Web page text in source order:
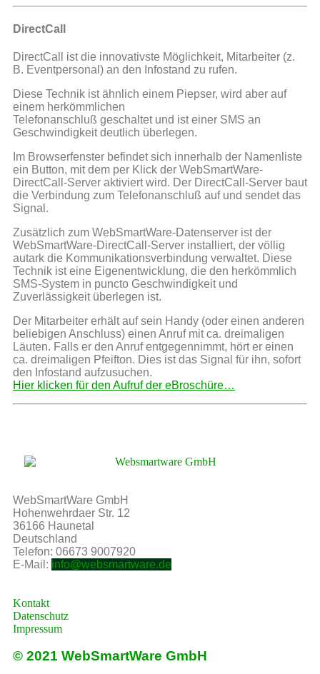
DirectCall
DirectCall ist die innovativste Möglichkeit, Mitarbeiter (z.
B. Eventpersonal) an den Infostand zu rufen.
Diese Technik ist ähnlich einem Piepser, wird aber auf
einem herkömmlichen
Telefonanschluß geschaltet und ist einer SMS an
Geschwindigkeit deutlich überlegen.
Im Browserfenster befindet sich innerhalb der Namenliste
ein Button, mit dem per Klick der WebSmartWare-
DirectCall-Server aktiviert wird. Der DirectCall-Server baut
die Verbindung zum Telefonanschluß auf und sendet das
Signal.
Zusätzlich zum WebSmartWare-Datenserver ist der
WebSmartWare-DirectCall-Server installiert, der völlig
autark die Kommunikationsverbindung verwaltet. Diese
Technik ist eine Eigenentwicklung, die den herkömmlich
SMS-System in puncto Geschwindigkeit und
Zuverlässigkeit überlegen ist.
Der Mitarbeiter erhält auf sein Handy (oder einen anderen
beliebigen Anschluss) einen Anruf mit ca. dreimaligen
Läuten. Falls er den Anruf entgegennimmt, hört er einen
ca. dreimaligen Pfeifton. Dies ist das Signal für ihn, sofort
den Infostand aufzusuchen.
Hier klicken für den Aufruf der eBroschüre…
WebSmartWare GmbH
Hohenwehrdaer Str. 12
36166 Haunetal
Deutschland
Telefon: 06673 9007920
E-Mail: info@websmartware.de
Kontakt
Datenschutz
Impressum
© 2021 WebSmartWare GmbH